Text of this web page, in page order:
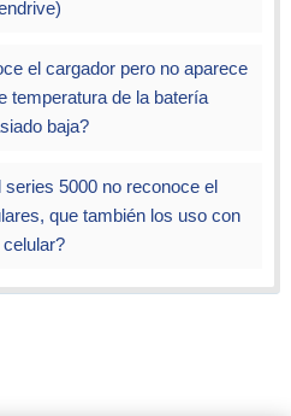
el cargador pero no aparece
temperatura de la batería
baja?
5000 no reconoce el
que también los uso con
celular?